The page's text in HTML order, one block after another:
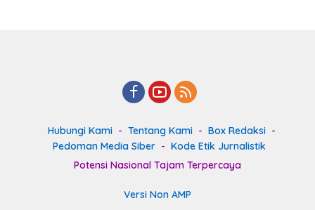
Hubungi Kami Tentang Kami
Box Redaksi
Pedoman Media Siber
Kode Etik Jurnalistik
Potensi Nasional Tajam Terpercaya
Versi Non AMP